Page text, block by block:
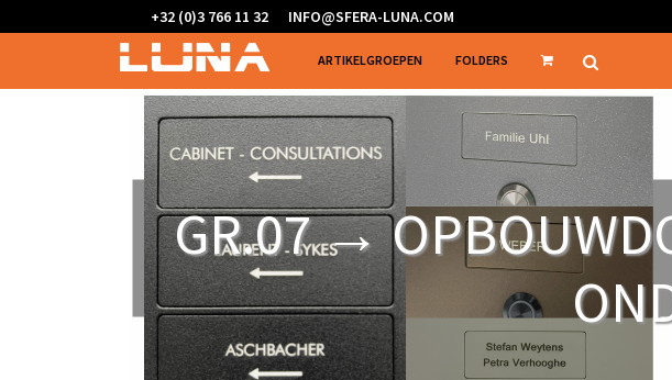
+32 (0)3 766 11 32 INFO@SFERA-LUNA.COM
ARTIKELGROEPEN FOLDERS
GR.07 →